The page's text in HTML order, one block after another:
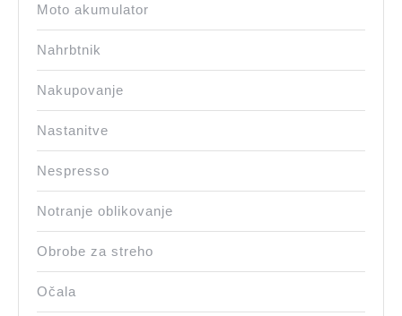
Moto akumulator
Nahrbtnik
Nakupovanje
Nastanitve
Nespresso
Notranje oblikovanje
Obrobe za streho
Očala